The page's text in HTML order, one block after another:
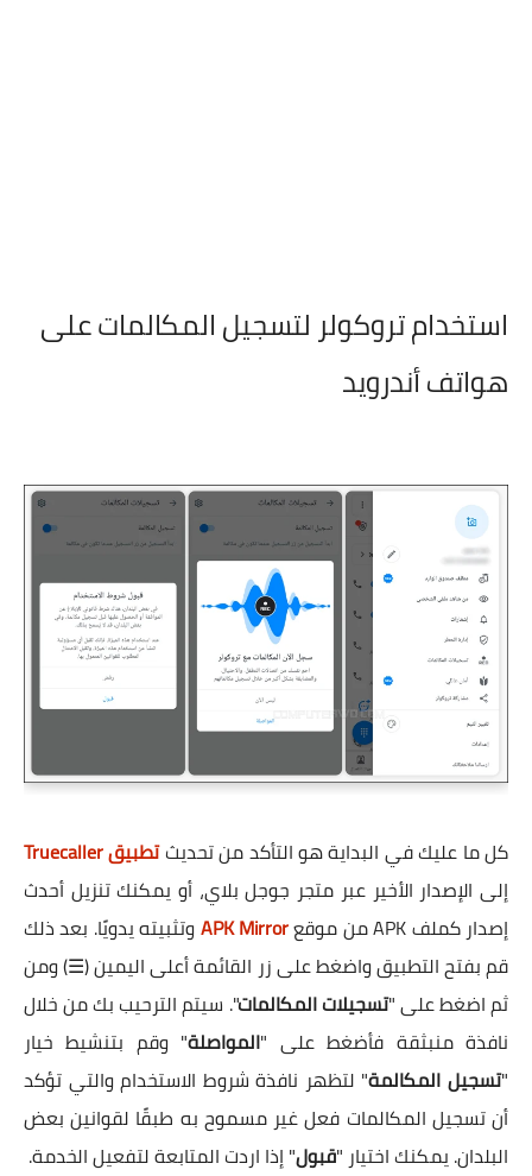
استخدام تروكولر لتسجيل المكالمات على
هواتف أندرويد
كل ما عليك في البداية هو التأكد من تحديثتطبيق Truecaller
إلى الإصدار الأخير عبر متجر جوجل بلاي، أو يمكنك تنزيل أحدث
إصدار كملف APK من موقع
APK Mirrorوتثبيته يدويًا. بعد ذلك
قم بفتح التطبيق واضغط على زر القائمة أعلى اليمين (☰) ومن
ثم اضغط على "تسجيلات المكالمات". سيتم الترحيب بك من خلال
نافذة منبثقة فأضغط على "المواصلة" وقم بتنشيط خيار
"تسجيل المكالمة" لتظهر نافذة شروط الاستخدام والتي تؤكد
أن تسجيل المكالمات فعل غير مسموح به طبقًا لقوانين بعض
البلدان. يمكنك اختيار "قبول" إذا اردت المتابعة لتفعيل الخدمة.